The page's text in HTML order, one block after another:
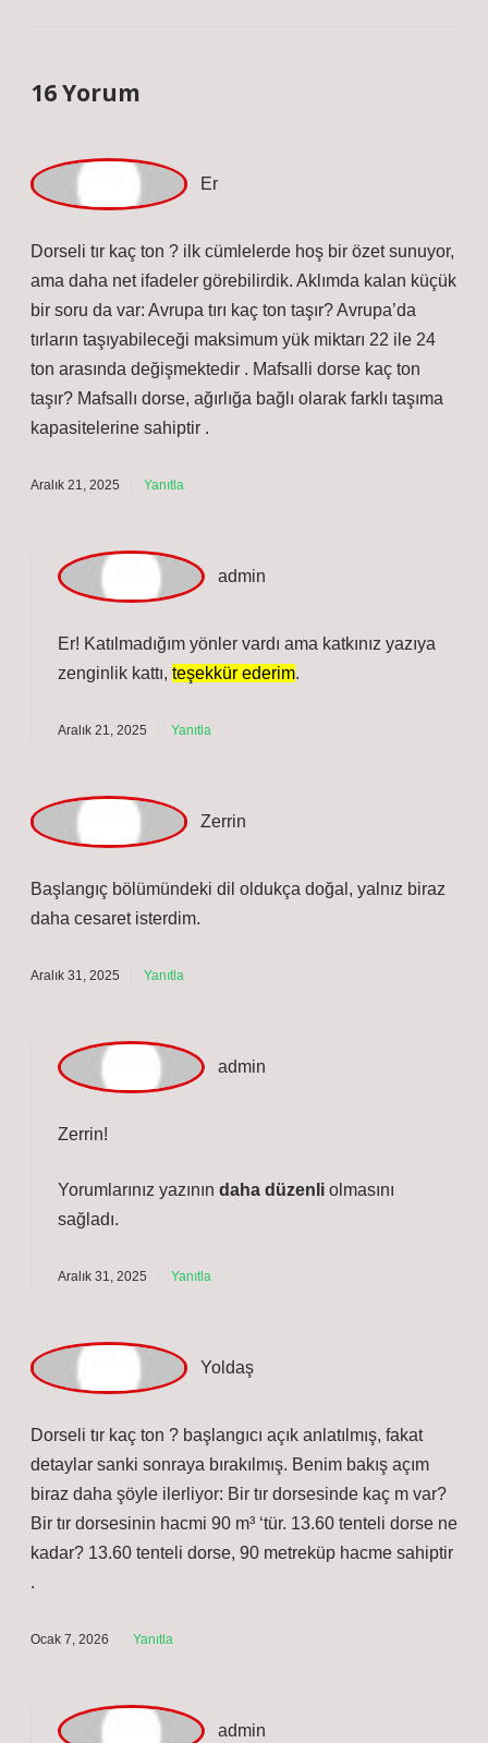
16 Yorum
Dorseli tır kaç ton ? ilk cümlelerde hoş bir özet sunuyor,
ama daha net ifadeler görebilirdik. Aklımda kalan küçük
bir soru da var: Avrupa tırı kaç ton taşır? Avrupa’da
tırların taşıyabileceği maksimum yük miktarı 22 ile 24
ton arasında değişmektedir . Mafsalli dorse kaç ton
kapasitelerine sahiptir .
dmin
Aralık 21, 2025 Yanıtla
errin
Başlangıç bölümündeki dil oldukça doğal, yalnız biraz
daha cesaret isterdim.
Aralık 31, 2025
dmin
Zerrin!
Yorumlarınız yazının
sağladı.
Aralık 31, 2025 Yanıtla
detaylar sanki sonraya bırakılmış. Benim bakış açım